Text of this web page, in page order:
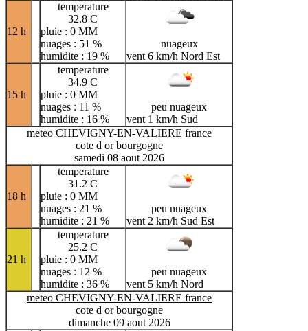
12 h
temperature
32.8 C
pluie : 0 MM
nuages : 51 %
humidite : 19 %
nuageux
vent 6 km/h Nord Est
15 h
temperature
34.9 C
pluie : 0 MM
nuages : 11 %
humidite : 16 %
peu nuageux
vent 1 km/h Sud
meteo CHEVIGNY-EN-VALIERE france
cote d or bourgogne
samedi 08 aout 2026
18 h
temperature
31.2 C
pluie : 0 MM
nuages : 21 %
humidite : 21 %
peu nuageux
vent 2 km/h Sud Est
21 h
temperature
25.2 C
pluie : 0 MM
nuages : 12 %
humidite : 36 %
peu nuageux
vent 5 km/h Nord
meteo CHEVIGNY-EN-VALIERE france
cote d or bourgogne
dimanche 09 aout 2026